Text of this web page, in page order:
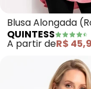
Blusa Alongada
com Barra
Arrendondada
QUINTESS
A partir deR$